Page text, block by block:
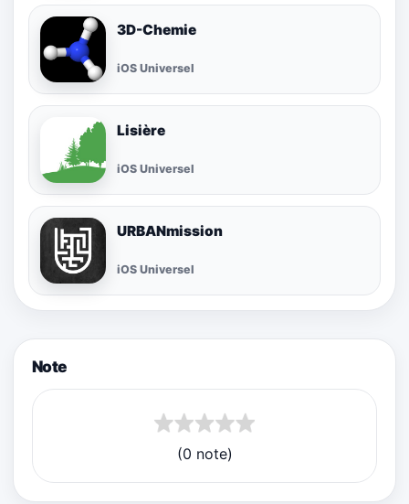
3D-Chemie
iOS Universel
Lisière
iOS Universel
URBANmission
iOS Universel
Note
(0 note)